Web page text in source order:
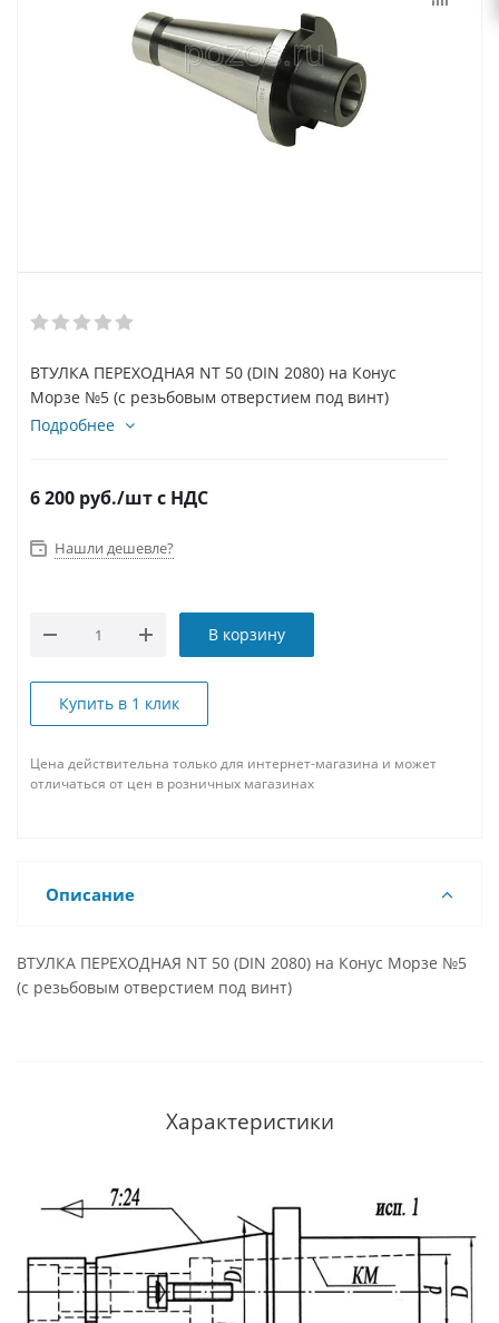
ВТУЛКА ПЕРЕХОДНАЯ NT 50 (DIN 2080) на Конус
Морзе №5 (с резьбовым отверстием под винт)
Подробнее
6 200 руб./штс НДС
Нашли дешевле?
В корзину
Купить в 1 клик
Цена действительна только для интернет-магазина и может
отличаться от цен в розничных магазинах
Описание
ВТУЛКА ПЕРЕХОДНАЯ NT 50 (DIN 2080) на Конус Морзе №5
(с резьбовым отверстием под винт)
Характеристики